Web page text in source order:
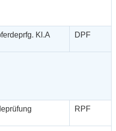
Kl.A DPF
RPF